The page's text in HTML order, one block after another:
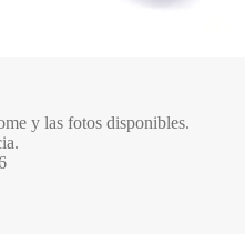
y las fotos disponibles.